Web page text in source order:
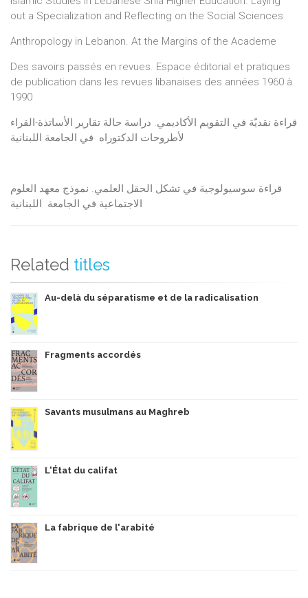
out a Specialization and Reflecting on the Social Sciences
Anthropology in Lebanon. At the Margins of the Academe
Des savoirs passés en revues. Espace éditorial et pratiques
de publication dans les revues libanaises des années 1960 à
1990
قراءة نقديّة في التقويم الأكاديمي. دراسة حالة تقارير الأساتذة-القراء
لأطروحات الدكتوراه في الجامعة اللبنانية
قراءة سوسيولوجية في تشكل الحقل العلمي. نموذج معهد العلوم
الاجتماعية في الجامعة اللبنانية
Related titles
Au-delà du séparatisme et de la radicalisation
Fragments accordés
Savants musulmans au Maghreb
L'État du califat
La fabrique de l'arabité